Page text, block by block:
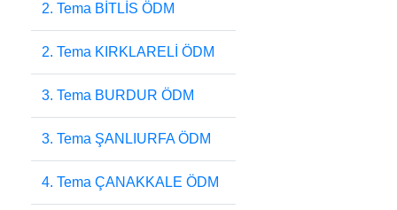
2. Tema BİTLİS ÖDM
2. Tema KIRKLARELİ ÖDM
3. Tema BURDUR ÖDM
3. Tema ŞANLIURFA ÖDM
4. Tema ÇANAKKALE ÖDM